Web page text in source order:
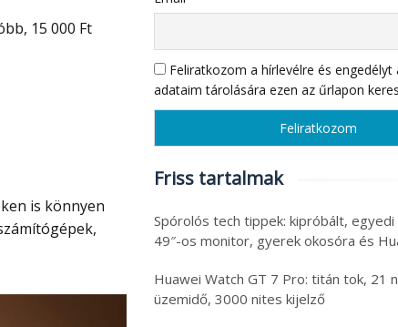
Feliratkozom a hírlevélre és engedélyt
adataim tárolására ezen az űrlapon
Friss tartalmak
Spórolós tech tippek: kipróbált, egyedi
49″-os monitor, gyerek okosóra és
Huawei Watch GT 7 Pro: titán tok, 21
üzemidő, 3000 nites kijelző